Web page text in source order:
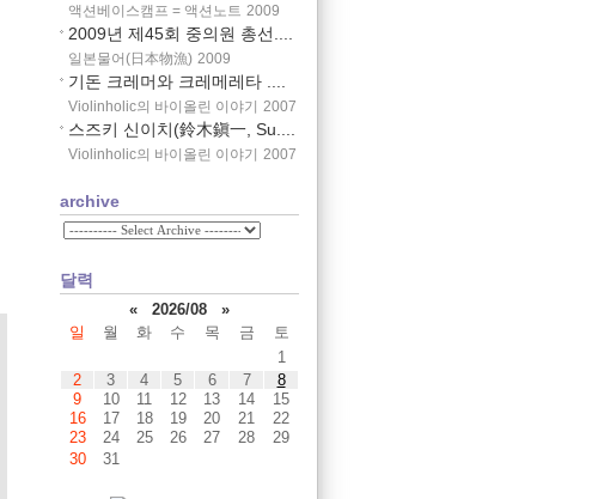
액션베이스캠프 = 액션노트 2009
2009년 제45회 중의원 총선....
일본물어(日本物漁) 2009
기돈 크레머와 크레메레타 ....
Violinholic의 바이올린 이야기 2007
스즈키 신이치(鈴木鎭一, Su....
Violinholic의 바이올린 이야기 2007
archive
달력
«
2026/08
»
일
월 화 수 목 금
토
1
2
3 4 5 6 7
8
9
10 11 12 13 14
15
16
17 18 19 20 21
22
23
24 25 26 27 28
29
30
31